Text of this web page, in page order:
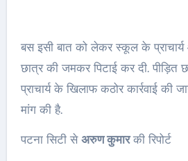
बस इसी बात को लेकर स्कूल के
छात्र की जमकर पिटाई कर दी. पीड़ित
प्राचार्य के खिलाफ कठोर कार्रवाई की
मांग की है.
पटना सिटी सेअरुण कुमारकी रिपोर्ट